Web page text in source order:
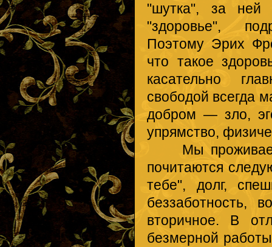
"шутка", за ней
"здоровье",
Поэтому Эрих
что такое
касательно
свободой всегда
добром — зло,
упрямство,
Мы проживаем
почитаются
тебе", долг,
беззаботность,
вторичное. В
безмерной